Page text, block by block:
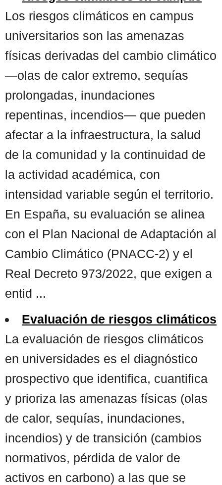
Los riesgos climáticos en campus
universitarios son las amenazas
físicas derivadas del cambio climático
—olas de calor extremo, sequías
prolongadas, inundaciones
repentinas, incendios— que pueden
afectar a la infraestructura, la salud
de la comunidad y la continuidad de
la actividad académica, con
intensidad variable según el territorio.
En España, su evaluación se alinea
con el Plan Nacional de Adaptación al
Cambio Climático (PNACC-2) y el
Real Decreto 973/2022, que exigen a
entid ...
Evaluación de riesgos climáticos
La evaluación de riesgos climáticos
en universidades es el diagnóstico
prospectivo que identifica, cuantifica
y prioriza las amenazas físicas (olas
de calor, sequías, inundaciones,
incendios) y de transición (cambios
normativos, pérdida de valor de
activos en carbono) a las que se